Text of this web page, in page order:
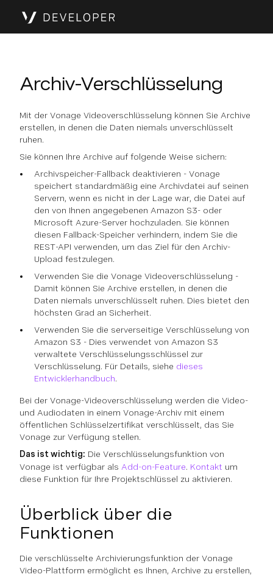
Archiv-Verschlüsselung
Mit der Vonage Videoverschlüsselung können Sie Archive
erstellen, in denen die Daten niemals unverschlüsselt
ruhen.
Sie können Ihre Archive auf folgende Weise sichern:
Archivspeicher-Fallback deaktivieren - Vonage
speichert standardmäßig eine Archivdatei auf seinen
Servern, wenn es nicht in der Lage war, die Datei auf
den von Ihnen angegebenen Amazon S3- oder
Microsoft Azure-Server hochzuladen. Sie können
diesen Fallback-Speicher verhindern, indem Sie die
REST-API verwenden, um das Ziel für den Archiv-
Upload festzulegen.
Verwenden Sie die Vonage Videoverschlüsselung -
Damit können Sie Archive erstellen, in denen die
Daten niemals unverschlüsselt ruhen. Dies bietet den
höchsten Grad an Sicherheit.
Verwenden Sie die serverseitige Verschlüsselung von
Amazon S3 - Dies verwendet von Amazon S3
verwaltete Verschlüsselungsschlüssel zur
Verschlüsselung. Für Details, siehe dieses
Entwicklerhandbuch.
Bei der Vonage-Videoverschlüsselung werden die Video-
und Audiodaten in einem Vonage-Archiv mit einem
öffentlichen Schlüsselzertifikat verschlüsselt, das Sie
Vonage zur Verfügung stellen.
Das ist wichtig: Die Verschlüsselungsfunktion von
Vonage ist verfügbar als Add-on-Feature. Kontakt um
diese Funktion für Ihre Projektschlüssel zu aktivieren.
Überblick über die
Funktionen
Die verschlüsselte Archivierungsfunktion der Vonage
Video-Plattform ermöglicht es Ihnen, Archive zu erstellen,